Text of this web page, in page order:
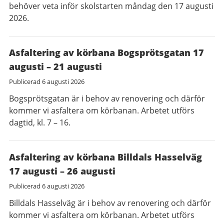
behöver veta inför skolstarten måndag den 17 augusti
2026.
Asfaltering av körbana Bogsprötsgatan 17
augusti – 21 augusti
Publicerad 6 augusti 2026
Bogsprötsgatan är i behov av renovering och därför
kommer vi asfaltera om körbanan. Arbetet utförs
dagtid, kl. 7 – 16.
Asfaltering av körbana Billdals Hasselväg
17 augusti – 26 augusti
Publicerad 6 augusti 2026
Billdals Hasselväg är i behov av renovering och därför
kommer vi asfaltera om körbanan. Arbetet utförs